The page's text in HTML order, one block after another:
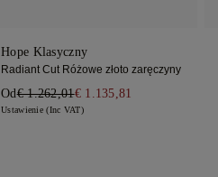
Hope Klasyczny
Radiant Cut Różowe złoto zaręczyny
Od€ 1.262,01€ 1.135,81
Ustawienie (Inc VAT)